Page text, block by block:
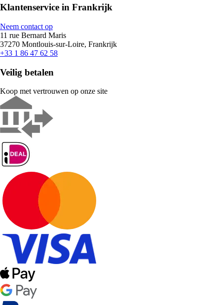
Klantenservice in Frankrijk
Neem contact op
11 rue Bernard Maris
37270 Montlouis-sur-Loire, Frankrijk
+33 1 86 47 62 58
Veilig betalen
Koop met vertrouwen op onze site